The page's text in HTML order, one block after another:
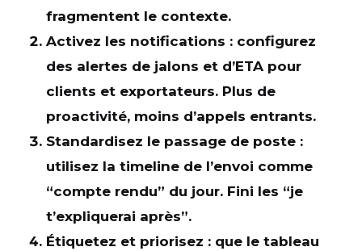
fragmentent le contexte.
Activez les notifications : configurez
des alertes de jalons et d’ETA pour
clients et exportateurs. Plus de
proactivité, moins d’appels entrants.
Standardisez le passage de poste:
utilisez la timeline de l’envoi comme
“compte rendu” du jour. Fini les “je
t’expliquerai après”.
Étiquetez et priorisez : que le tableau